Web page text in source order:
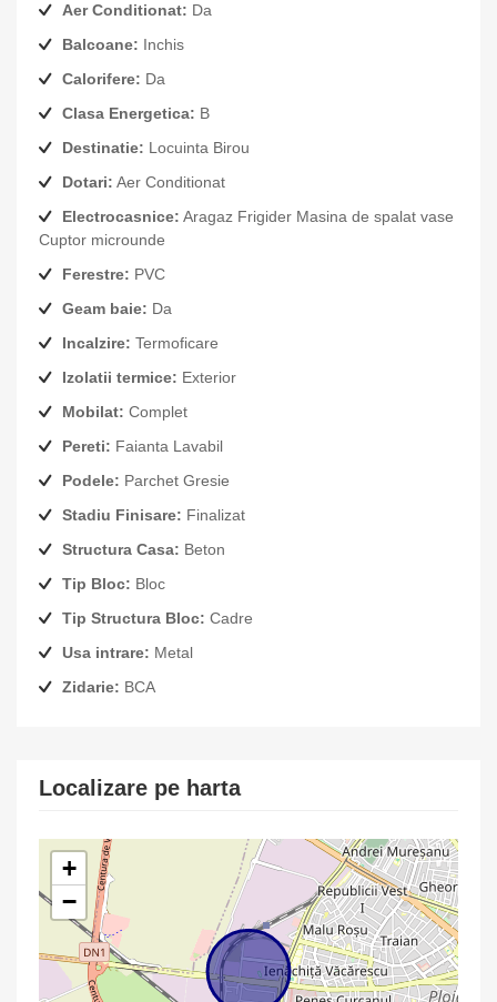
Aer Conditionat: Da
Balcoane: Inchis
Calorifere: Da
Clasa Energetica: B
Destinatie: Locuinta Birou
Dotari: Aer Conditionat
Electrocasnice: Aragaz Frigider Masina de spalat vase
Cuptor microunde
Ferestre: PVC
Geam baie: Da
Incalzire: Termoficare
Izolatii termice: Exterior
Mobilat: Complet
Pereti: Faianta Lavabil
Podele: Parchet Gresie
Stadiu Finisare: Finalizat
Structura Casa: Beton
Tip Bloc: Bloc
Tip Structura Bloc: Cadre
Usa intrare: Metal
Zidarie: BCA
Localizare pe harta
+
−